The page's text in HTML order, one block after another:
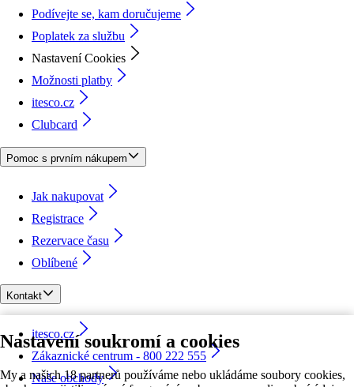
Nastavení soukromí a cookies
My a našich 18 partnerů používáme nebo ukládáme soubory cookies,
Podívejte se, kam doručujeme
Poplatek za službu
Nastavení Cookies
Možnosti platby
itesco.cz
Clubcard
Pomoc s prvním nákupem
Jak nakupovat
Registrace
Rezervace času
Oblíbené
Kontakt
itesco.cz
Zákaznické centrum - 800 222 555
Naše obchody